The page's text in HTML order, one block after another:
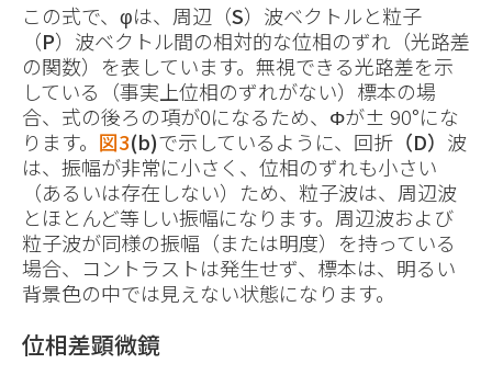
この式で、φは、周辺（S）波ベクトルと粒子
（P）波ベクトル間の相対的な位相のずれ（光路差
の関数）を表しています。無視できる光路差を示
している（事実上位相のずれがない）標本の場
合、式の後ろの項が0になるため、Φが± 90°にな
ります。 図3(b)で示しているように、回折 （D） 波
は、振幅が非常に小さく、位相のずれも小さい
（あるいは存在しない）ため、粒子波は、周辺波
とほとんど等しい振幅になります。周辺波および
粒子波が同様の振幅（または明度）を持っている
場合、コントラストは発生せず、標本は、明るい
背景色の中では見えない状態になります。
位相差顕微鏡